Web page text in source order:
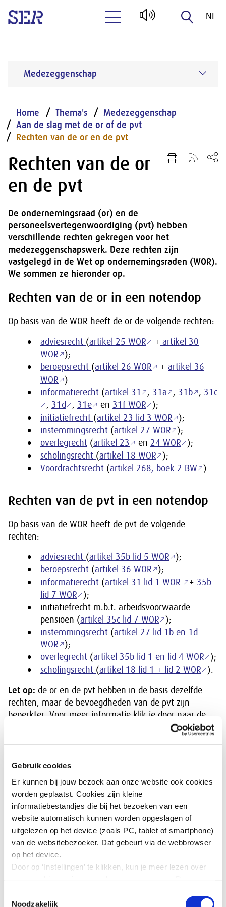
Gebruik cookies
Er kunnen bij jouw bezoek aan onze website ook cookies
worden geplaatst. Cookies zijn kleine
informatiebestandjes die bij het bezoeken van een
website automatisch kunnen worden opgeslagen of
uitgelezen op het device (zoals PC, tablet of smartphone)
van de websitebezoeker. Dat gebeurt via de webbrowser
op het device.
Door op ‘Instellingen’ te klikken, kun je meer lezen over
alle cookies zoals omschreven in onze cookieverklaring
Noodzakelijk
NL
Medezeggenschap
Home Thema's
Medezeggenschap
Aan de slag met de or of de pvt
Rechten van de or en de pvt
Rechten van de or
en de pvt
De ondernemingsraad (or) en de
personeelsvertegenwoordiging (pvt) hebben
verschillende rechten gekregen voor het
medezeggenschapswerk. Deze rechten zijn
vastgelegd in de Wet op ondernemingsraden (WOR).
We sommen ze hieronder op.
Rechten van de or in een notendop
Op basis van de WOR heeft de or de volgende rechten:
adviesrecht (artikel 25 WOR + artikel 30
WOR
);
beroepsrecht (artikel 26 WOR + artikel 36
WOR
)
informatierecht (artikel 31 , 31a , 31b , 31c
, 31d , 31e en 31f WOR
);
initiatiefrecht (artikel 23 lid 3 WOR
);
instemmingsrecht (artikel 27 WOR
);
overlegrecht (artikel 23 en 24 WOR
);
scholingsrecht (artikel 18 WOR
);
Voordrachtsrecht (artikel 268, boek 2 BW )
Rechten van de pvt in een notendop
Op basis van de WOR heeft de pvt de volgende
rechten:
adviesrecht (artikel 35b lid 5 WOR
);
beroepsrecht (artikel 36 WOR
);
informatierecht (artikel 31 lid 1 WOR + 35b
lid 7 WOR
);
initiatiefrecht m.b.t. arbeidsvoorwaarde
pensioen (artikel 35c lid 7 WOR
);
instemmingsrecht (artikel 27 lid 1b en 1d
WOR
);
overlegrecht (artikel 35b lid 1 en lid 4 WOR
);
scholingsrecht (artikel 18 lid 1 + lid 2 WOR ).
Let op: de or en de pvt hebben in de basis dezelfde
rechten, maar de bevoegdheden van de pvt zijn
beperkter. Voor meer informatie klik je door naar de
achterliggende informatiepagina’s of de wetsartikelen.
De ondernemingsraad en de
personeelsvertegenwoordiging hebben daarnaast
vanuit andere wetten rechten toegewezen gekregen.
We noemen hier de belangrijkste wetten: Burgerlijk
Wetboek, Arbeidsomstandighedenwet,
Arbeidstijdenwet, Wet flexibel werken, Wet arbeid en
zorg, wetgeving op het gebied van gelijke behandeling,
SER Fusiegedragsregels, Wet melding collectief ontslag,
pensioenwetgeving, Wet op de Europese